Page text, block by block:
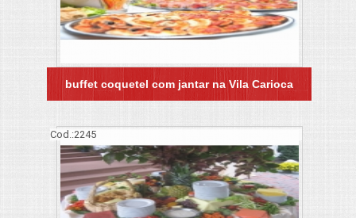
buffet coquetel com jantar na Vila Carioca
Cod.:2245